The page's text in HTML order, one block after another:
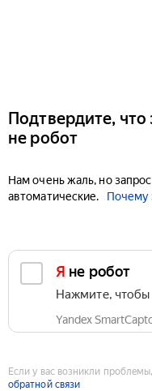
Подтвердите, что
не робот
Нам очень жаль, но
автоматические.
Почему
Я не робот
Нажмите,
Yandex
Если у вас возникли
обратной связи